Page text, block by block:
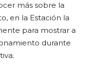
más sobre la
en la Estación la
para mostrar a
durante